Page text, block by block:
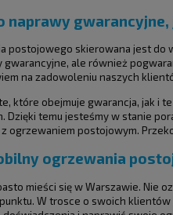
naprawy
postojowego skierowana jest
ale również
na zadowoleniu naszych
które obejmuje gwarancja, jak i
Dzięki temu jesteśmy w stanie
ogrzewaniem postojowym.
ogrzewania
mieści się w Warszawie. Nie
W trosce o swoich